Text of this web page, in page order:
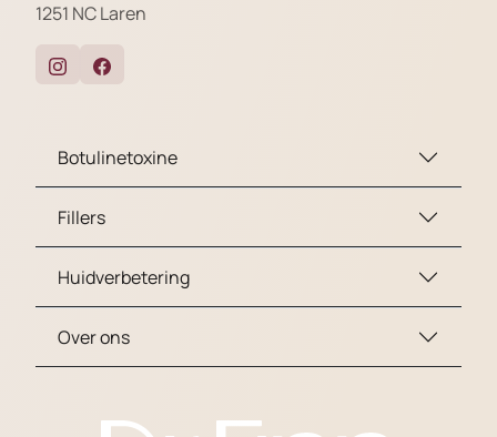
1251 NC Laren
Botulinetoxine
Fillers
Huidverbetering
Over ons